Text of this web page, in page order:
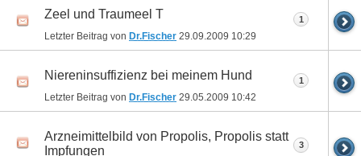
Zeel und Traumeel T
Letzter Beitrag von Dr.Fischer 29.09.2009 10:29
1
Niereninsuffizienz bei meinem Hund
Letzter Beitrag von Dr.Fischer 29.05.2009 10:42
1
Arzneimittelbild von Propolis, Propolis statt
Impfungen
3